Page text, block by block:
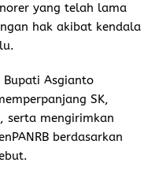
yang telah lama
hak akibat kendala
Bupati Asgianto
SK,
serta mengirimkan
berdasarkan